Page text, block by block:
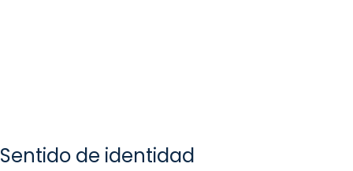
Sentido de identidad